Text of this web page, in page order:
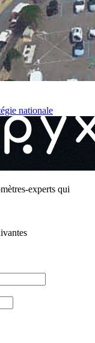
nationale
experts qui